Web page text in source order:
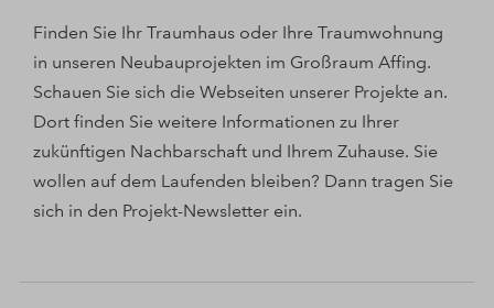
Finden Sie Ihr Traumhaus oder Ihre Traumwohnung
in unseren Neubauprojekten im Großraum Affing.
Schauen Sie sich die Webseiten unserer Projekte an.
Dort finden Sie weitere Informationen zu Ihrer
zukünftigen Nachbarschaft und Ihrem Zuhause. Sie
wollen auf dem Laufenden bleiben? Dann tragen Sie
sich in den Projekt-Newsletter ein.